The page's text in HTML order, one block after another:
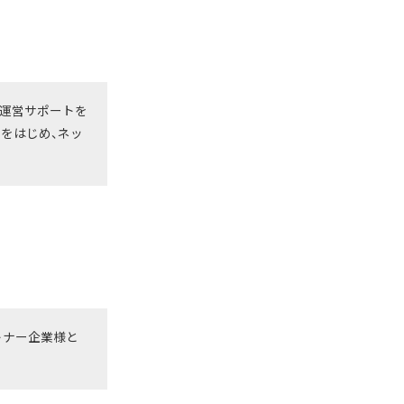
営サポートを
はじめ、ネッ
ー企業様と